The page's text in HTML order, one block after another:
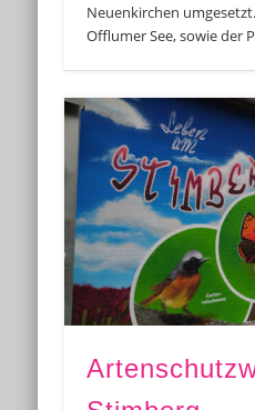
Neuenkirchen
Offlumer See, sowie der